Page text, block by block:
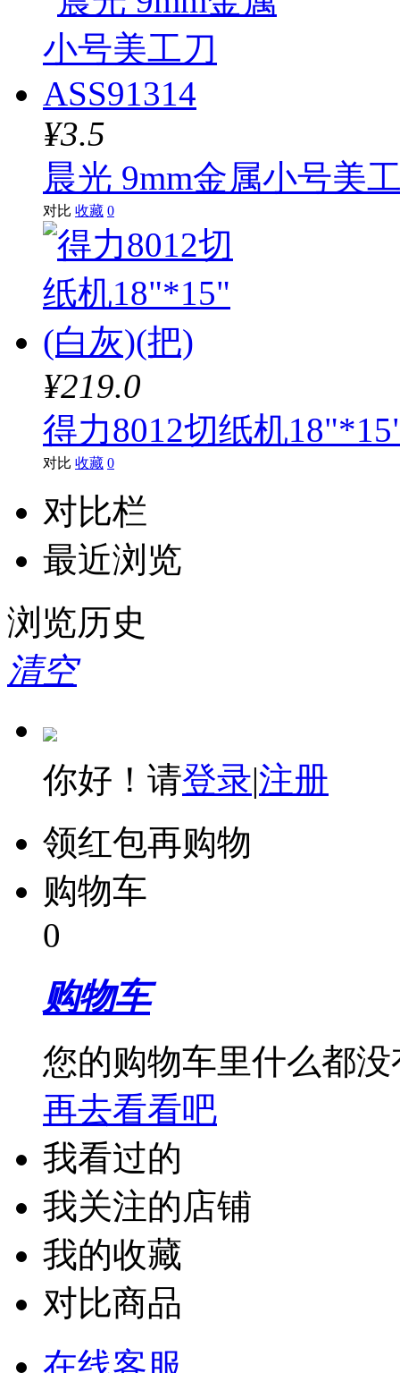
¥3.5
晨光 9mm金属小号美
对比 收藏 0
¥219.0
得力8012切纸机
对比 收藏 0
对比栏
最近浏览
浏览历史
清空
你好！请登录|注册
领红包再购物
购物车
0
购物车
您的购物车里什么都没
再去看看吧
我看过的
我关注的店铺
我的收藏
对比商品